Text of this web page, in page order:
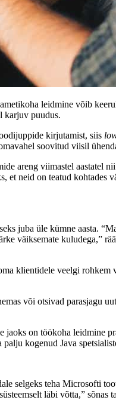
leidmine võib
karjuv puudus.
kirjutamist, siis
soovitud viisil
areng viimastel aastatel
et neid on teatud
juba üle kümne aasta.
väiksemate kuludega,”
klientidele veelgi rohkem
või otsivad parasjagu
on töökoha leidmine
kogenud Java
selgeks teha Microsofti
läbi võtta,” sõnas